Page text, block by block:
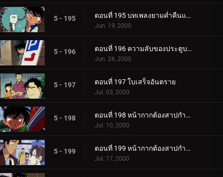
5 - 195 ตอนที่ 195 บทเพลงยามค่ำคืนแห่งจิตสังหารสีแดง (ตอนจบ)
Jun. 19, 2000
5 - 196 ตอนที่ 196 ความลับของประตูบานที่ 9
Jun. 26, 2000
5 - 197 ตอนที่ 197 ใบเสร็จอันตราย
Jul. 03, 2000
5 - 198 ตอนที่ 198 หน้ากากต้องสาปกำลังหัวเราะอย่างเลือดเย็น (ตอนพิเศษ ตอนแรก) ยอดนักสืบจิ๋วโคนัน เดอะซี_.
Jul. 10, 2000
5 - 199 ตอนที่ 199 หน้ากากต้องสาปกำลังหัวเราะอย่างเลือดเย็น (ตอนพิเศษ ตอนจบ) ยอดนักสืบจิ๋วโคนัน เดอะซีร_.
Jul. 17, 2000